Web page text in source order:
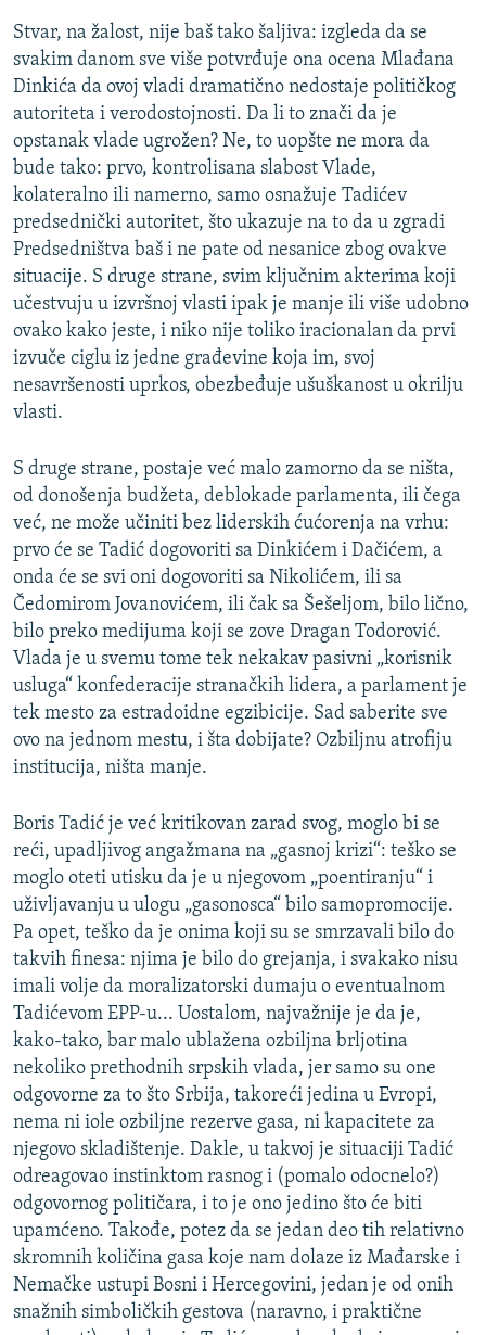
Stvar, na žalost, nije baš tako šaljiva: izgleda da se
svakim danom sve više potvrđuje ona ocena Mlađana
Dinkića da ovoj vladi dramatično nedostaje političkog
autoriteta i verodostojnosti. Da li to znači da je
opstanak vlade ugrožen? Ne, to uopšte ne mora da
bude tako: prvo, kontrolisana slabost Vlade,
kolateralno ili namerno, samo osnažuje Tadićev
predsednički autoritet, što ukazuje na to da u zgradi
Predsedništva baš i ne pate od nesanice zbog ovakve
situacije. S druge strane, svim ključnim akterima koji
učestvuju u izvršnoj vlasti ipak je manje ili više udobno
ovako kako jeste, i niko nije toliko iracionalan da prvi
izvuče ciglu iz jedne građevine koja im, svoj
nesavršenosti uprkos, obezbeđuje ušuškanost u okrilju
vlasti.
S druge strane, postaje već malo zamorno da se ništa,
od donošenja budžeta, deblokade parlamenta, ili čega
već, ne može učiniti bez liderskih ćućorenja na vrhu:
prvo će se Tadić dogovoriti sa Dinkićem i Dačićem, a
onda će se svi oni dogovoriti sa Nikolićem, ili sa
Čedomirom Jovanovićem, ili čak sa Šešeljom, bilo lično,
bilo preko medijuma koji se zove Dragan Todorović.
Vlada je u svemu tome tek nekakav pasivni „korisnik
usluga“ konfederacije stranačkih lidera, a parlament je
tek mesto za estradoidne egzibicije. Sad saberite sve
ovo na jednom mestu, i šta dobijate? Ozbiljnu atrofiju
institucija, ništa manje.
Boris Tadić je već kritikovan zarad svog, moglo bi se
reći, upadljivog angažmana na „gasnoj krizi“: teško se
moglo oteti utisku da je u njegovom „poentiranju“ i
uživljavanju u ulogu „gasonosca“ bilo samopromocije.
Pa opet, teško da je onima koji su se smrzavali bilo do
takvih finesa: njima je bilo do grejanja, i svakako nisu
imali volje da moralizatorski dumaju o eventualnom
Tadićevom EPP-u... Uostalom, najvažnije je da je,
kako-tako, bar malo ublažena ozbiljna brljotina
nekoliko prethodnih srpskih vlada, jer samo su one
odgovorne za to što Srbija, takoreći jedina u Evropi,
nema ni iole ozbiljne rezerve gasa, ni kapacitete za
njegovo skladištenje. Dakle, u takvoj je situaciji Tadić
odreagovao instinktom rasnog i (pomalo odocnelo?)
odgovornog političara, i to je ono jedino što će biti
upamćeno. Takođe, potez da se jedan deo tih relativno
skromnih količina gasa koje nam dolaze iz Mađarske i
Nemačke ustupi Bosni i Hercegovini, jedan je od onih
snažnih simboličkih gestova (naravno, i praktične